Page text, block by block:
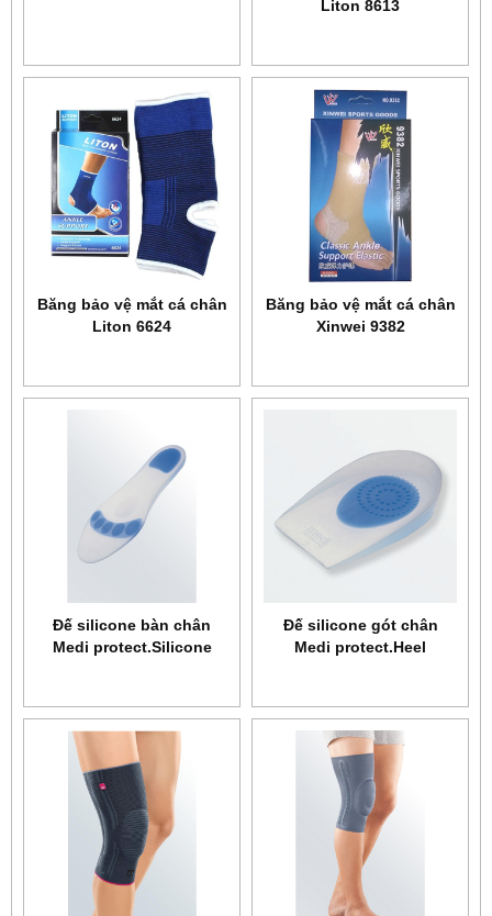
Liton 8613
Băng bảo vệ mắt cá chân
Liton 6624
Băng bảo vệ mắt cá chân
Xinwei 9382
Đế silicone bàn chân
Medi protect.Silicone
Đế silicone gót chân
Medi protect.Heel